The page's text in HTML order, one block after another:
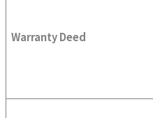
Warranty Deed